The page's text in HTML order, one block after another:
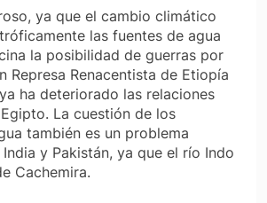
ya que el cambio climático
las fuentes de agua
la posibilidad de guerras por
Represa Renacentista de Etiopía
ha deteriorado las relaciones
La cuestión de los
también es un problema
y Pakistán, ya que el río Indo
Cachemira.